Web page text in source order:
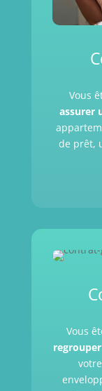
Vous
assurer
de prêt,
Vous